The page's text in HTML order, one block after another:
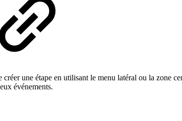
une étape en utilisant le menu latéral ou la zone
événements.